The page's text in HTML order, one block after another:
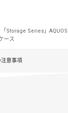
「Storage Series」
ース
意事項